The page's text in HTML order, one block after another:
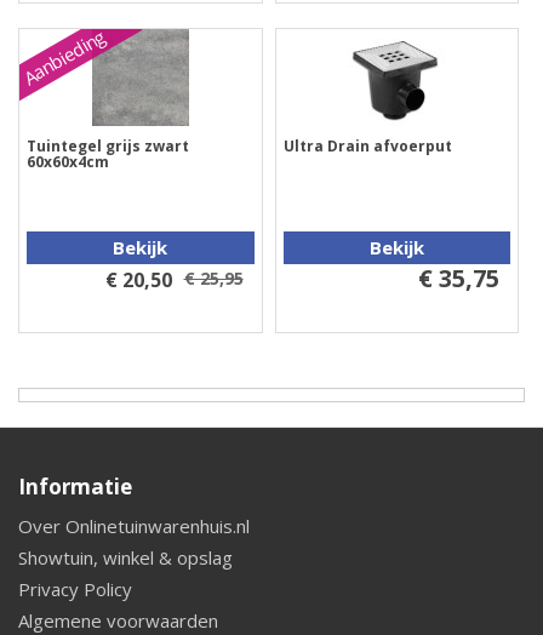
Aanbieding
Tuintegel grijs zwart
60x60x4cm
Bekijk
€ 20,50 € 25,95
Ultra Drain afvoerput
Bekijk
€ 35,75
Informatie
Over Onlinetuinwarenhuis.nl
Showtuin, winkel & opslag
Privacy Policy
Algemene voorwaarden